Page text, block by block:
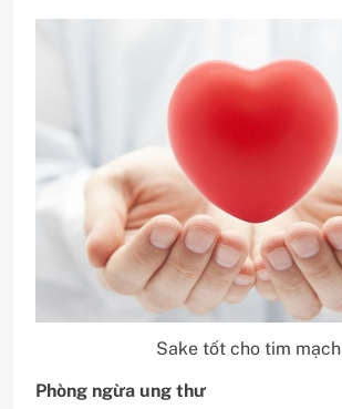
Sake tốt cho tim mạch
Phòng ngừa ung thư